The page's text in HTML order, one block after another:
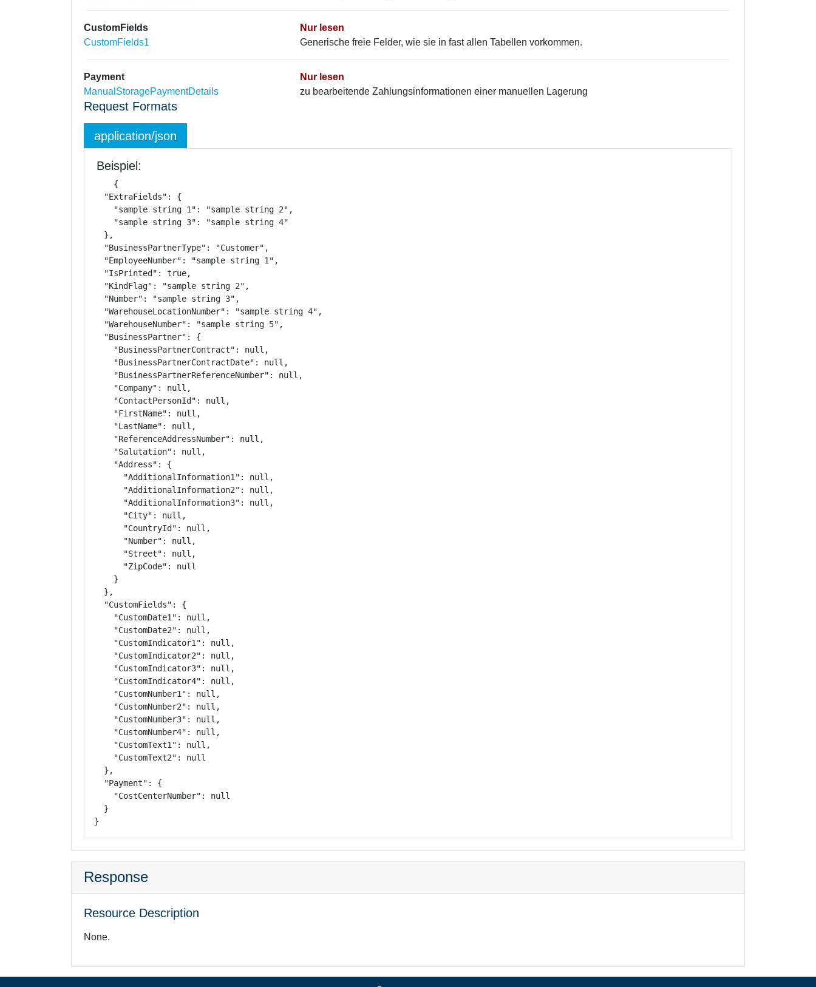
CustomFields
CustomFields1
Nur lesen
Generische freie Felder, wie sie in fast allen Tabellen vorkommen.
Payment
ManualStoragePaymentDetails
Nur lesen
zu bearbeitende Zahlungsinformationen einer manuellen Lagerung
Request Formats
application/json
Beispiel:
{
  "ExtraFields": {
    "sample string 1": "sample string 2",
    "sample string 3": "sample string 4"
  },
  "BusinessPartnerType": "Customer",
  "EmployeeNumber": "sample string 1",
  "IsPrinted": true,
  "KindFlag": "sample string 2",
  "Number": "sample string 3",
  "WarehouseLocationNumber": "sample string 4",
  "WarehouseNumber": "sample string 5",
  "BusinessPartner": {
    "BusinessPartnerContract": null,
    "BusinessPartnerContractDate": null,
    "BusinessPartnerReferenceNumber": null,
    "Company": null,
    "ContactPersonId": null,
    "FirstName": null,
    "LastName": null,
    "ReferenceAddressNumber": null,
    "Salutation": null,
    "Address": {
      "AdditionalInformation1": null,
      "AdditionalInformation2": null,
      "AdditionalInformation3": null,
      "City": null,
      "CountryId": null,
      "Number": null,
      "Street": null,
      "ZipCode": null
    }
  },
  "CustomFields": {
    "CustomDate1": null,
    "CustomDate2": null,
    "CustomIndicator1": null,
    "CustomIndicator2": null,
    "CustomIndicator3": null,
    "CustomIndicator4": null,
    "CustomNumber1": null,
    "CustomNumber2": null,
    "CustomNumber3": null,
    "CustomNumber4": null,
    "CustomText1": null,
    "CustomText2": null
  },
  "Payment": {
    "CostCenterNumber": null
  }
}
Response
Resource Description
None.